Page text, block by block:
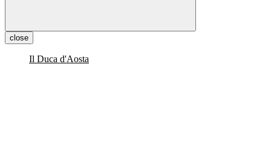
close
Il Duca d'Aosta